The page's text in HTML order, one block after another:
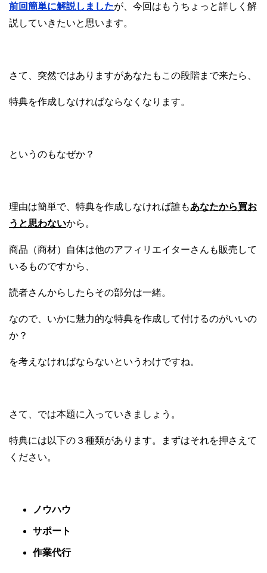
前回簡単に解説しましたが、今回はもうちょっと詳しく解
説していきたいと思います。
さて、突然ではありますがあなたもこの段階まで来たら、
特典を作成しなければならなくなります。
というのもなぜか？
理由は簡単で、特典を作成しなければ誰もあなたから買お
うと思わないから。
商品（商材）自体は他のアフィリエイターさんも販売して
いるものですから、
読者さんからしたらその部分は一緒。
なので、いかに魅力的な特典を作成して付けるのがいいの
か？
を考えなければならないというわけですね。
さて、では本題に入っていきましょう。
特典には以下の３種類があります。まずはそれを押さえて
ください。
ノウハウ
サポート
作業代行